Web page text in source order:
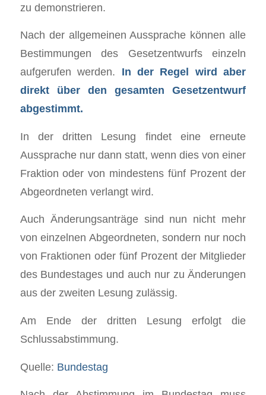
zu demonstrieren.
Nach der allgemeinen Aussprache können alle
Bestimmungen des Gesetzentwurfs einzeln
aufgerufen werden. In der Regel wird aber
direkt über den gesamten Gesetzentwurf
abgestimmt.
In der dritten Lesung findet eine erneute
Aussprache nur dann statt, wenn dies von einer
Fraktion oder von mindestens fünf Prozent der
Abgeordneten verlangt wird.
Auch Änderungsanträge sind nun nicht mehr
von einzelnen Abgeordneten, sondern nur noch
von Fraktionen oder fünf Prozent der Mitglieder
des Bundestages und auch nur zu Änderungen
aus der zweiten Lesung zulässig.
Am Ende der dritten Lesung erfolgt die
Schlussabstimmung.
Quelle: Bundestag